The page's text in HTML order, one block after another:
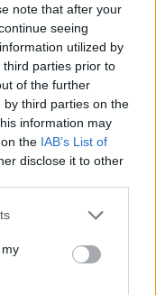
note that after your
seeing
utilized by
parties prior to
of the further
third parties on the
information may
the IAB’s List of
disclose it to other
or more Google
You may click to
third-party tags to
in below Google
ha segnato
una mossa
nel settembre
il possibile
attenzione:
migliorare le
recenti, e
a un
di ripresa.